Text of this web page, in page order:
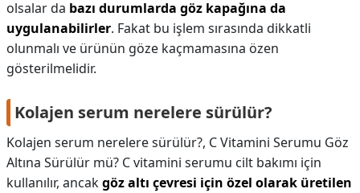
olsalar da bazı durumlarda göz kapağına da
uygulanabilirler. Fakat bu işlem sırasında dikkatli
olunmalı ve ürünün göze kaçmamasına özen
gösterilmelidir.
Kolajen serum nerelere sürülür?
Kolajen serum nerelere sürülür?, C Vitamini Serumu Göz
Altına Sürülür mü? C vitamini serumu cilt bakımı için
kullanılır, ancakgöz altı çevresi için özel olarak üretilen